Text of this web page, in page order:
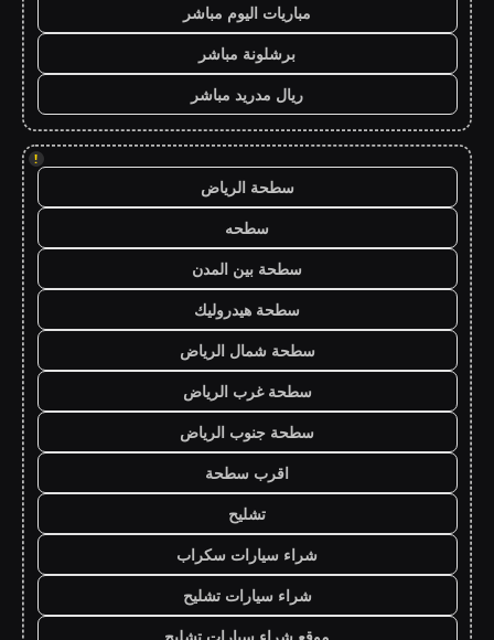
مباريات اليوم مباشر
برشلونة مباشر
ريال مدريد مباشر
!
سطحة الرياض
سطحه
سطحة بين المدن
سطحة هيدروليك
سطحة شمال الرياض
سطحة غرب الرياض
سطحة جنوب الرياض
اقرب سطحة
تشليح
شراء سيارات سكراب
شراء سيارات تشليح
موقع شراء سيارات تشليح